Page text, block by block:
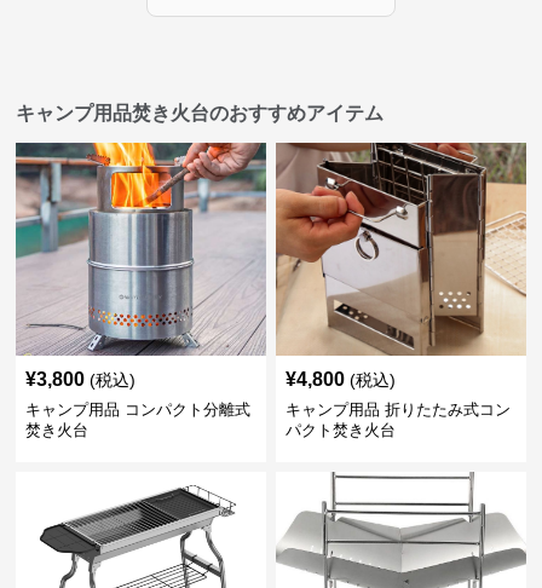
キャンプ用品焚き火台のおすすめアイテム
¥3,800 (税込)
キャンプ用品 コンパクト分離式
焚き火台
¥4,800 (税込)
キャンプ用品 折りたたみ式コン
パクト焚き火台